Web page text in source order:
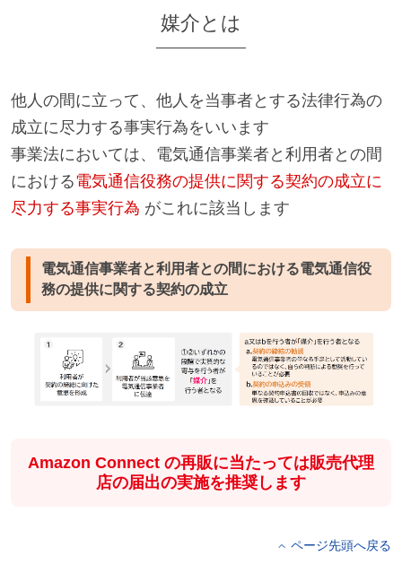
媒介とは
他人の間に立って、他人を当事者とする法律行為の
成立に尽力する事実行為をいいます
事業法においては、電気通信事業者と利用者との間
における電気通信役務の提供に関する契約の成立に
尽力する事実行為 がこれに該当します
電気通信事業者と利用者との間における電気通信役
務の提供に関する契約の成立
Amazon Connect の再販に当たっては販売代理
店の届出の実施を推奨します
ページ先頭へ戻る